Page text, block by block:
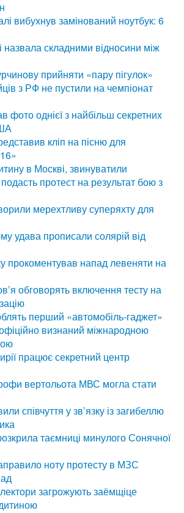
вибухнув замінований ноутбук: 6
назвала складними відносини між
прийняти «пару пігулок»
з РФ не пустили на чемпіонат
фото однієї з найбільш секретних
кліп на пісню для
в Москві, звинуватили
протест на результат бою з
мерехтливу суперяхту для
удава прописали солярій від
прокоментував напад левеняти на
обговорять включення тесту на
перший «автомобіль-гаджет»
визнаний міжнародною
працює секретний центр
вертольота МВС могла стати
співчуття у зв’язку із загибеллю
таємниці минулого Сонячної
ноту протесту в МЗС
загрожують заёмщіце